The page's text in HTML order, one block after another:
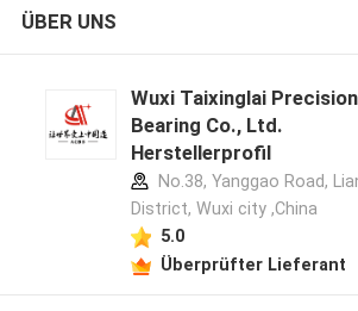
ÜBER UNS
Wuxi Taixinglai Precision
Bearing Co., Ltd.
Herstellerprofil
No.38, Yanggao Road,
District, Wuxi city ,China
5.0
Überprüfter Lieferant